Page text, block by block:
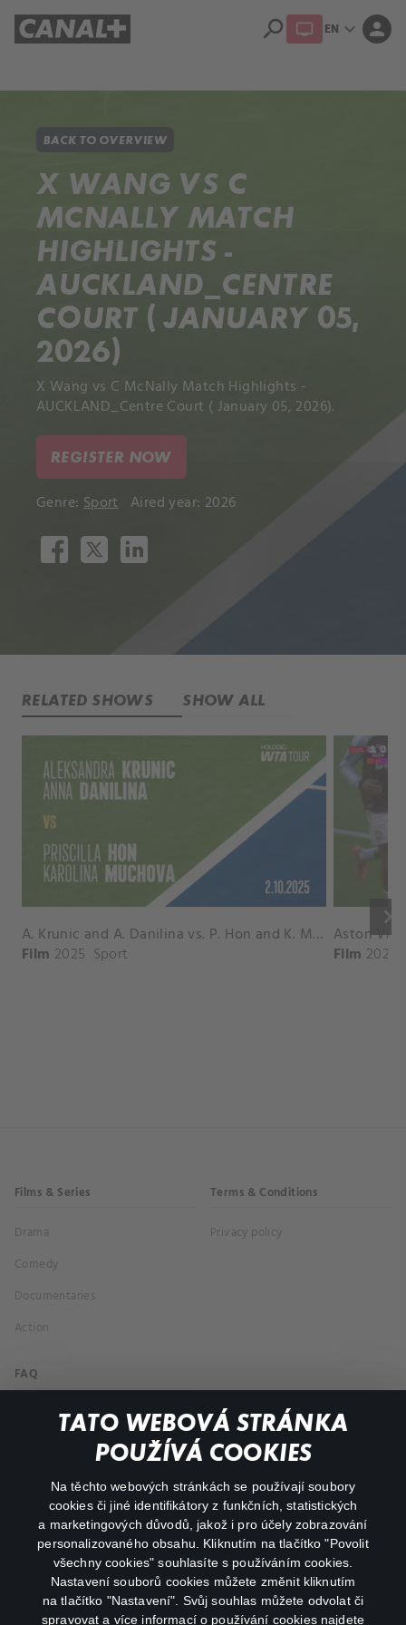
TATO WEBOVÁ STRÁNKA
POUŽÍVÁ COOKIES
Na těchto webových stránkách se používají soubory
cookies či jiné identifikátory z funkčních, statistických
a marketingových důvodů, jakož i pro účely zobrazování
personalizovaného obsahu. Kliknutím na tlačítko "Povolit
všechny cookies" souhlasíte s používáním cookies.
Nastavení souborů cookies můžete změnit kliknutím
na tlačítko "Nastavení". Svůj souhlas můžete odvolat či
spravovat a více informací o používání cookies najdete
search EN expand_more person
BACK TO OVERVIEW
X WANG VS C
MCNALLY MATCH
HIGHLIGHTS -
AUCKLAND_CENTRE
COURT ( JANUARY 05,
2026)
X Wang vs C McNally Match Highlights -
AUCKLAND_Centre Court ( January 05, 2026).
REGISTER NOW
Genre: Sport Aired year: 2026
RELATED SHOWS SHOW ALL
keyboard_arrow_right
A. Krunic and A. Danilina vs. P. Hon and K. Muchova Match Highlights - BEIJING_Capital Group Diamond ( October 02, 2025)
Film 2025 Sport Film 2026
Films & Series
Drama
Comedy
Documentaries
Action
Terms & Conditions
Privacy policy
FAQ
My profile
facebookinstagram
youtube